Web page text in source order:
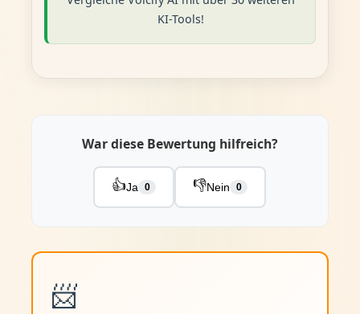
KI-Tools!
War diese Bewertung hilfreich?
👍Ja 0 👎Nein 0
📨